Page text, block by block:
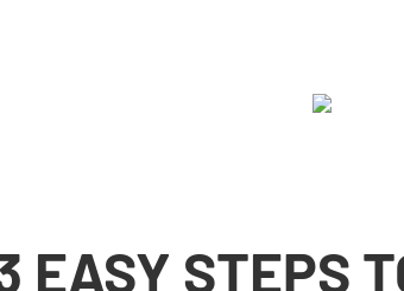
EASY STEPS